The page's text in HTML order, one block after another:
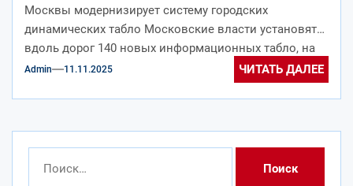
Москвы модернизирует систему городских
динамических табло Московские власти установят
вдоль дорог 140 новых информационных табло, на
которые будут...
Admin 11.11.2025 ЧИТАТЬ ДАЛЕЕ